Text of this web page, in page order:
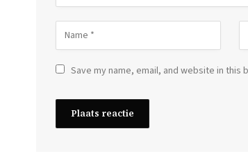
Save my name, email, and website in